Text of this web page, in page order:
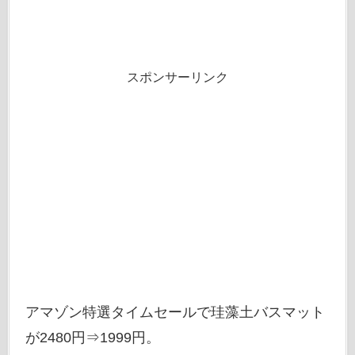
スポンサーリンク
アマゾン特選タイムセールで珪藻土バスマット
が2480円⇒1999円。